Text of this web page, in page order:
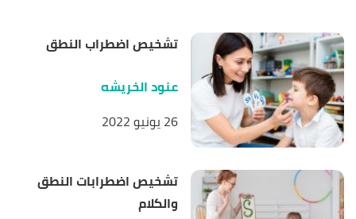
تشخيص اضطراب النطق
عنود الخريشه
26 يونيو 2022
تشخيص اضطرابات النطق
والكلام